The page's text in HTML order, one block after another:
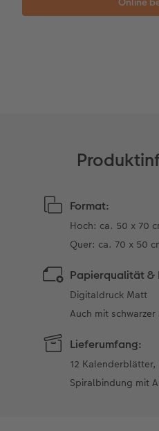
Format:
Hoch: ca. 50 x 70
Quer: ca. 70 x 50
Papierqualität &
Digitaldruck Matt
Auch mit
Lieferumfang:
12
Spiralbindung mit